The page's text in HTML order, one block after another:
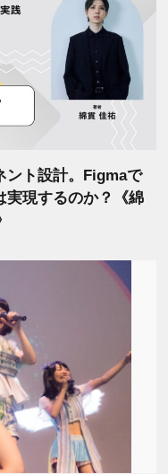
ント設計。Figmaで
実現するのか？《綿